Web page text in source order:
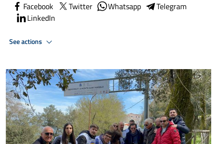
Facebook Twitter Whatsapp
Telegram
LinkedIn
See actions